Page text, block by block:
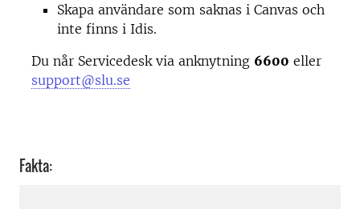
Skapa användare som saknas i Canvas och
inte finns i Idis.
Du når Servicedesk via anknytning 6600 eller
support@slu.se
Fakta: